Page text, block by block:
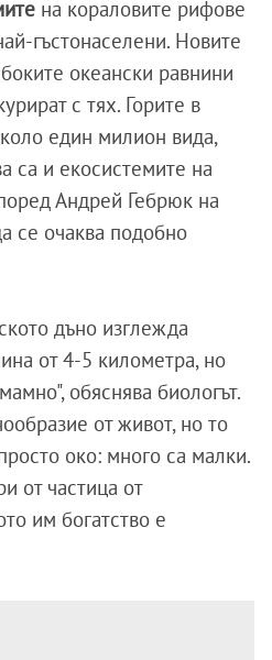
на кораловите рифове
гъстонаселени. Новите
океански равнини
с тях. Горите в
един милион вида,
са и екосистемите на
Андрей Гебрюк на
се очаква подобно
дъно изглежда
от 4-5 километра, но
обяснява биологът.
от живот, но то
око: много са малки.
от частица от
им богатство е